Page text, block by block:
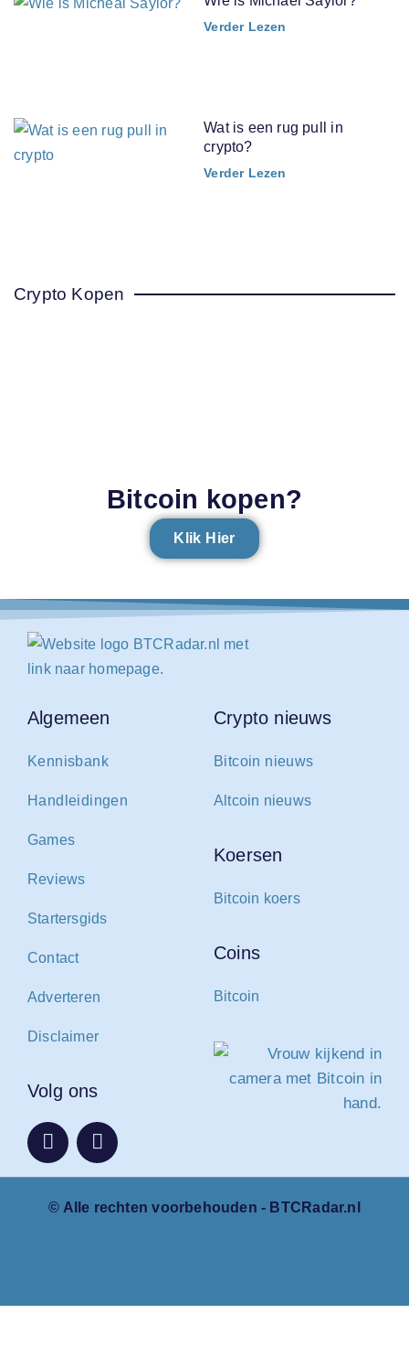
Verder Lezen
Wat is een rug pull in
crypto?
Verder Lezen
Crypto Kopen
Bitcoin kopen?
Klik Hier
Algemeen
Kennisbank
Handleidingen
Games
Reviews
Startersgids
Contact
Adverteren
Disclaimer
Volg ons
Crypto nieuws
Bitcoin nieuws
Altcoin nieuws
Koersen
Bitcoin koers
Coins
Bitcoin
© Alle rechten voorbehouden - BTCRadar.nl